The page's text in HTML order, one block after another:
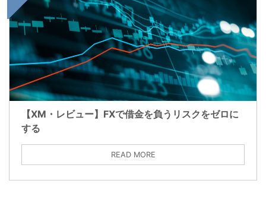
【XM・レビュー】FXで借金を負うリスクをゼロに
する
READ MORE